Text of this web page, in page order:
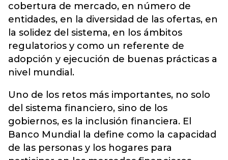
cobertura de mercado, en número de
entidades, en la diversidad de las ofertas, en
la solidez del sistema, en los ámbitos
regulatorios y como un referente de
adopción y ejecución de buenas prácticas a
nivel mundial.
Uno de los retos más importantes, no solo
del sistema financiero, sino de los
gobiernos, es la inclusión financiera. El
Banco Mundial la define como la capacidad
de las personas y los hogares para